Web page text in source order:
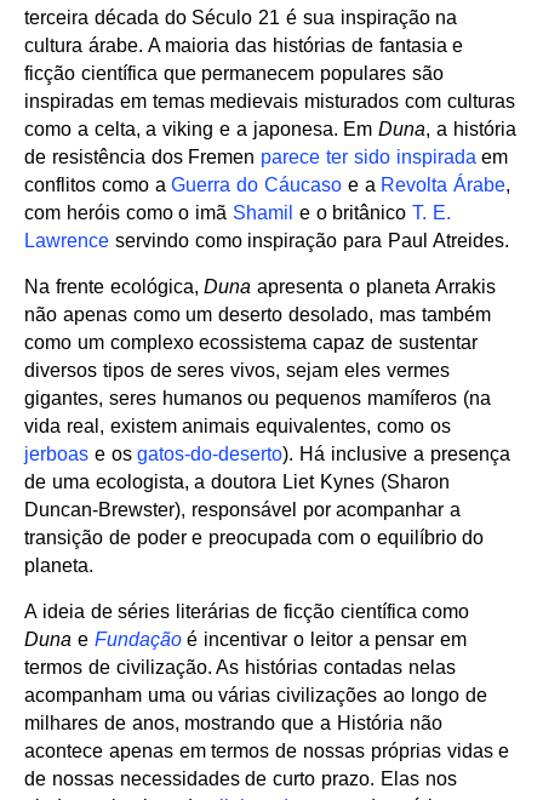
terceira década do Século 21 é sua inspiração na
cultura árabe. A maioria das histórias de fantasia e
ficção científica que permanecem populares são
inspiradas em temas medievais misturados com culturas
como a celta, a viking e a japonesa. EmDuna, a história
de resistência dos Fremen parece ter sido inspirada em
conflitos como aGuerra do Cáucaso e a Revolta Árabe,
com heróis como o imã Shamil e o britânicoT. E.
Lawrence servindo como inspiração para Paul Atreides.
Na frente ecológica,Duna apresenta o planeta Arrakis
não apenas como um deserto desolado, mas também
como um complexo ecossistema capaz de sustentar
diversos tipos de seres vivos, sejam eles vermes
gigantes, seres humanos ou pequenos mamíferos (na
vida real, existem animais equivalentes, como os
jerboas e osgatos-do-deserto). Há inclusive a presença
de uma ecologista, a doutora Liet Kynes (Sharon
Duncan-Brewster), responsável por acompanhar a
transição de poder e preocupada com o equilíbrio do
planeta.
A ideia de séries literárias de ficção científica como
Duna e Fundaçãoé incentivar o leitor a pensar em
termos de civilização. As histórias contadas nelas
acompanham uma ou várias civilizações ao longo de
milhares de anos, mostrando que a História não
acontece apenas em termos de nossas próprias vidas e
de nossas necessidades de curto prazo. Elas nos